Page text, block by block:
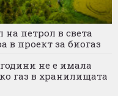
петрол в света
в проект за биогаз
не е имала
газ в хранилищата